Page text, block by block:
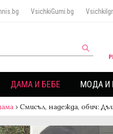
VsichkiGumi.bg
ДАМА И БЕБЕ МОДА И
› Смисъл, надежда, обич: